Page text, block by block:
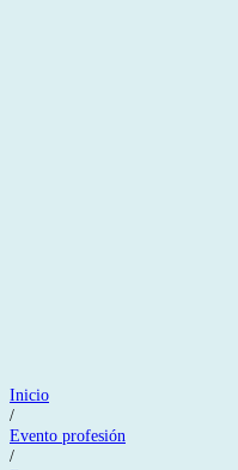
Inicio
/
Evento profesión
/